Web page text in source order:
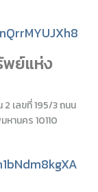
ย์แห่ง
2 เลขที่195/3ถนน
หานคร10110